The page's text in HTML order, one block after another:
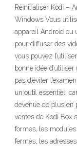
Réinitialiser Kodi –
Windows Vous
appareil Android ou
pour diffuser des
vous pouvez
bonne idée
pas d’éviter
un outil essentiel,
devenue de plus en
ventes de Kodi Box
formes, les
fermés, les